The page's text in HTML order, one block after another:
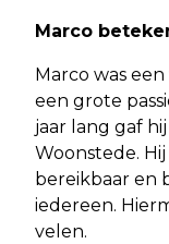
Marco
Marco was
een grote
jaar lang gaf
Woonstede.
bereikbaar en
iedereen.
velen.